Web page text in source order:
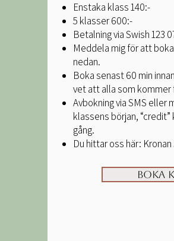
Enstaka klass 140:-
5 klasser 600:-
Betalning via Swish 123
Meddela mig för att
nedan.
Boka senast 60 min
vet att alla som kommer
Avbokning via SMS eller
klassens början, “credit”
gång.
Du hittar oss här:
Boka